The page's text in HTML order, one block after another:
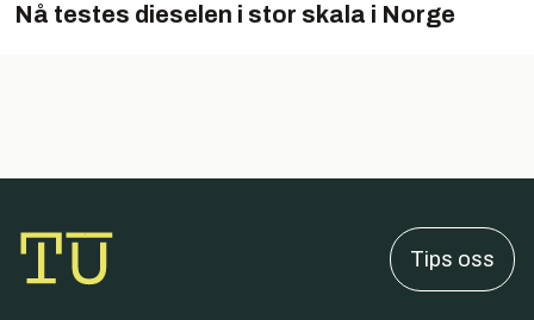
Nå testes dieselen i stor skala i Norge
Tips oss